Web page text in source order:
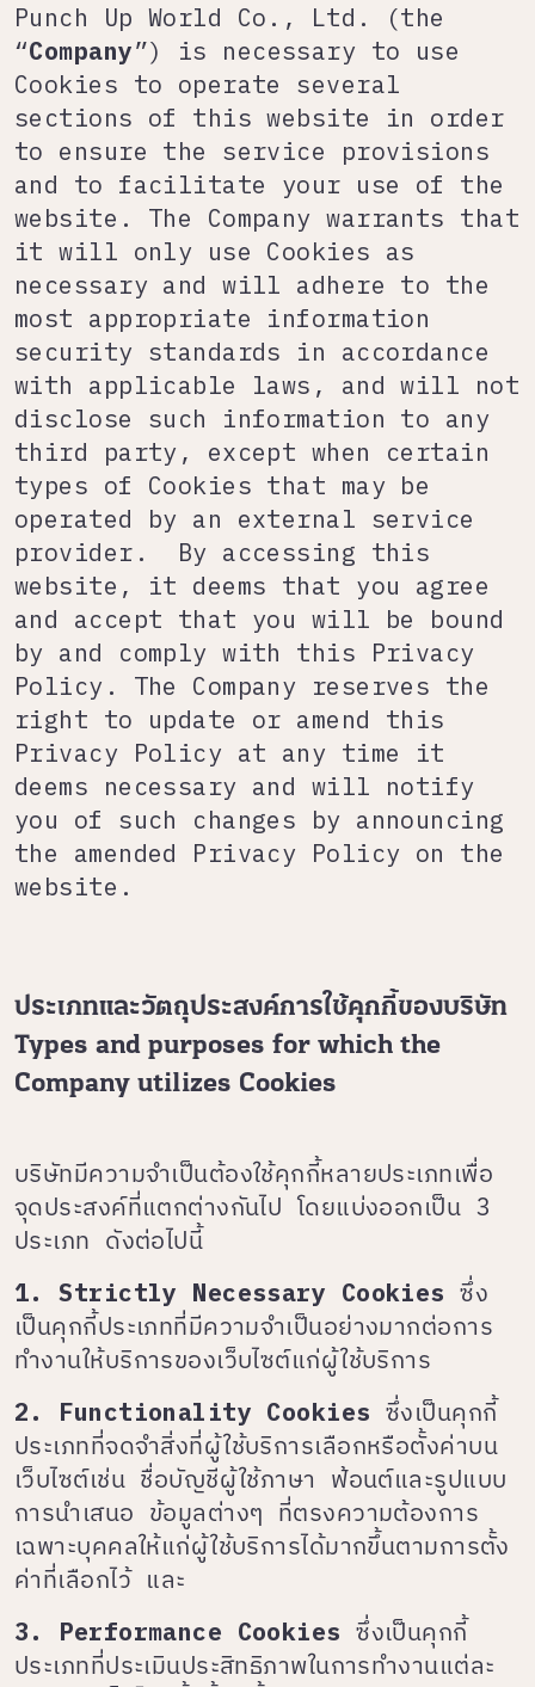
Punch Up World Co., Ltd. (the
“Company”) is necessary to use
Cookies to operate several
sections of this website in order
to ensure the service provisions
and to facilitate your use of the
website. The Company warrants that
it will only use Cookies as
necessary and will adhere to the
most appropriate information
security standards in accordance
with applicable laws, and will not
disclose such information to any
third party, except when certain
types of Cookies that may be
operated by an external service
provider. By accessing this
website, it deems that you agree
and accept that you will be bound
by and comply with this Privacy
Policy. The Company reserves the
right to update or amend this
Privacy Policy at any time it
deems necessary and will notify
you of such changes by announcing
the amended Privacy Policy on the
website.
ประเภทและวัตถุประสงค์การใช้คุกกี้ของบริษัท
Types and purposes for which the
Company utilizes Cookies
บริษัทมีความจำเป็นต้องใช้คุกกี้หลายประเภทเพื่อ
จุดประสงค์ที่แตกต่างกันไป โดยแบ่งออกเป็น 3
ประเภท ดังต่อไปนี้
1. Strictly Necessary Cookies ซึ่ง
เป็นคุกกี้ประเภทที่มีความจำเป็นอย่างมากต่อการ
ทำงานให้บริการของเว็บไซต์แก่ผู้ใช้บริการ
2. Functionality Cookies ซึ่งเป็นคุกกี้
ประเภทที่จดจำสิ่งที่ผู้ใช้บริการเลือกหรือตั้งค่าบน
เว็บไซต์เช่น ชื่อบัญชีผู้ใช้ภาษา ฟ้อนต์และรูปแบบ
การนำเสนอ ข้อมูลต่างๆ ที่ตรงความต้องการ
เฉพาะบุคคลให้แก่ผู้ใช้บริการได้มากขึ้นตามการตั้ง
ค่าที่เลือกไว้ และ
3. Performance Cookies ซึ่งเป็นคุกกี้
ประเภทที่ประเมินประสิทธิภาพในการทำงานแต่ละ